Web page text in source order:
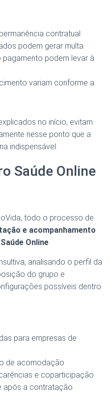
contratual
podem gerar multa
podem levar à
variam conforme a
no início, evitam
nesse ponto que a
indispensável.
Saúde Online
todo o processo de
e acompanhamento
Online.
analisando o perfil da
do grupo e
possíveis dentro
para empresas de
de acomodação
e coparticipação
após a contratação